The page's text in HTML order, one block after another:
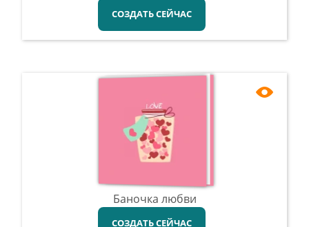
СОЗДАТЬ СЕЙЧАС
Баночка любви
СОЗДАТЬ СЕЙЧАС